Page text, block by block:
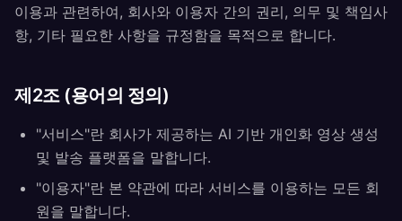
이용과 관련하여, 회사와 이용자 간의 권리, 의무 및 책임사
항, 기타 필요한 사항을 규정함을 목적으로 합니다.
제2조 (용어의 정의)
"서비스"란 회사가 제공하는 AI 기반 개인화 영상 생성
및 발송 플랫폼을 말합니다.
"이용자"란 본 약관에 따라 서비스를 이용하는 모든 회
원을 말합니다.